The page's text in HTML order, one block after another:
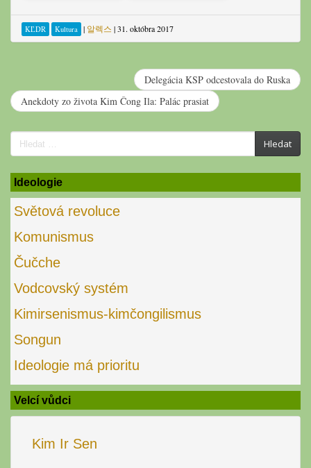
KĽDR Kultura | 알렉스 |31. októbra 2017
Delegácia KSP odcestovala do Ruska
Anekdoty zo života Kim Čong Ila: Palác prasiat
Search
for:
Hledat
Ideologie
Světová revoluce
Komunismus
Čučche
Vodcovský systém
Kimirsenismus-kimčongilismus
Songun
Ideologie má prioritu
Velcí vůdci
Kim Ir Sen